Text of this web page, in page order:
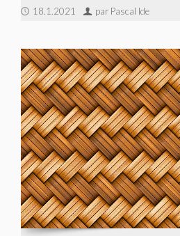
18.1.2021 par Pascal Ide